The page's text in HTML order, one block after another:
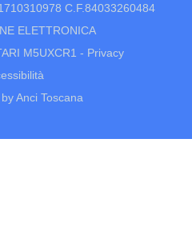
C.F.84033260484
ELETTRONICA
M5UXCR1 - Privacy
Anci Toscana